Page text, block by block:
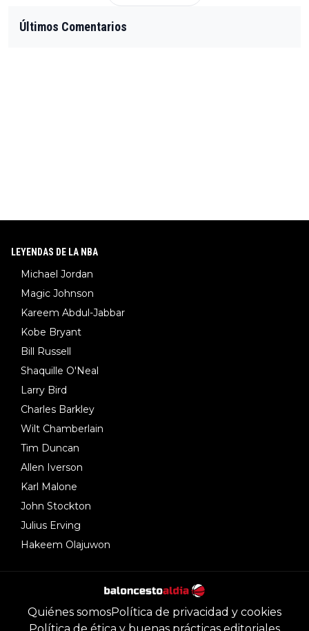
Últimos Comentarios
LEYENDAS DE LA NBA
Michael Jordan
Magic Johnson
Kareem Abdul-Jabbar
Kobe Bryant
Bill Russell
Shaquille O'Neal
Larry Bird
Charles Barkley
Wilt Chamberlain
Tim Duncan
Allen Iverson
Karl Malone
John Stockton
Julius Erving
Hakeem Olajuwon
Quiénes somosPolítica de privacidad y cookies